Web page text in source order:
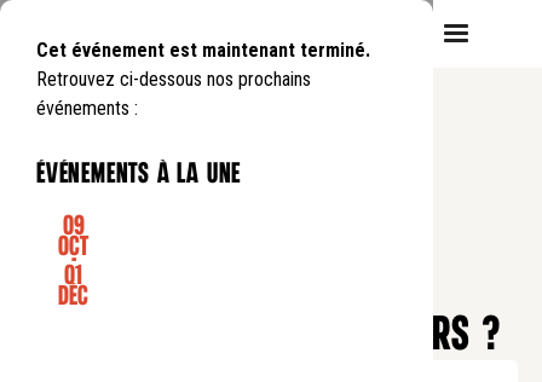
Cet événement est maintenant terminé.
Retrouvez ci-dessous nos prochains
événements :
événements à la une
09
Oct
-
01
Déc
CONFÉRENCE
TABLE RONDE - TOUS MANAGERS ?